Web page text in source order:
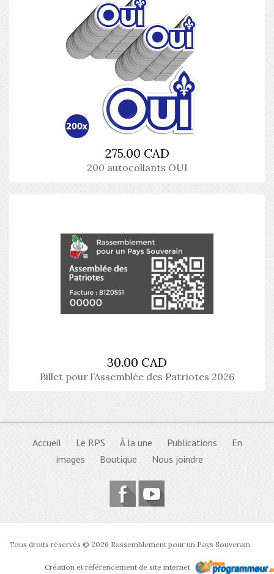
275.00 CAD
200 autocollants OUI
30.00 CAD
Billet pour l’Assemblée des Patriotes 2026
Accueil Le RPS À la une Publications
En
images
Boutique Nous joindre
Tous droits réservés © 2026 Rassemblement pour un Pays Souverain
Création et référencement de site internet